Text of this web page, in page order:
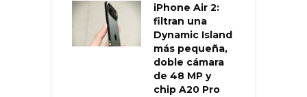
iPhone Air 2:
filtran una
Dynamic Island
más pequeña,
doble cámara
de 48 MP y
chip A20 Pro